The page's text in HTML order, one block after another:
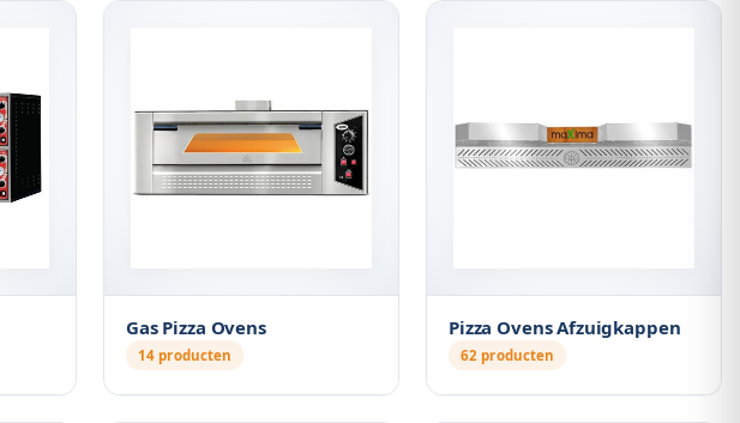
Gas Pizza Ovens
14 producten
Pizza Ovens Afzuigkappen
62 producten